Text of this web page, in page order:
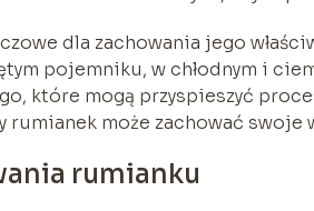
dla zachowania jego
pojemniku, w chłodnym i
które mogą przyspieszyć
rumianek może zachować swoje
rumianku